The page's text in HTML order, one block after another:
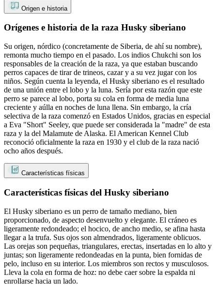
Origen e historia
Orígenes e historia de la raza Husky siberiano
Su origen, nórdico (concretamente de Siberia, de ahí su nombre),
remonta mucho tiempo en el pasado. Los indios Chukchi son los
responsables de la creación de la raza, ya que estaban buscando
perros capaces de tirar de trineos, cazar y a su vez jugar con los
niños. Según cuenta la leyenda, el Husky siberiano es el resultado
de una unión entre el lobo y la luna. Sería por esta razón que este
perro se parece al lobo, porta su cola en forma de media luna
creciente y aúlla en noches de luna llena. Sin embargo, la cría
selectiva de la raza comenzó en Estados Unidos, gracias en especial
a Eva "Short" Seeley, que puede ser considerada la "madre" de esta
raza y la del Malamute de Alaska. El American Kennel Club
reconoció oficialmente la raza en 1930 y el club de la raza nació
ocho años después.
Características físicas
Características físicas del Husky siberiano
El Husky siberiano es un perro de tamaño mediano, bien
proporcionado, de aspecto desenvuelto y elegante. El cráneo es
ligeramente redondeado; el hocico, de ancho medio, se afina hasta
llegar a la trufa. Sus ojos son almendrados, ligeramente oblicuos.
Las orejas son pequeñas, triangulares, erectas, insertadas en lo alto y
juntas; son ligeramente redondeadas en la punta, bien fornidas de
pelo, incluso en su interior. Los miembros son rectos y musculosos.
Lleva la cola en forma de hoz: no debe caer sobre la espalda ni
enrollarse hacia un lado.